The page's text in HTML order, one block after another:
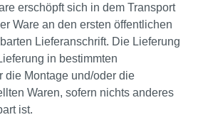
erschöpft sich in dem Transport
Ware an den ersten öffentlichen
Lieferanschrift. Die Lieferung
in bestimmten
die Montage und/oder die
Waren, sofern nichts anderes
ist.